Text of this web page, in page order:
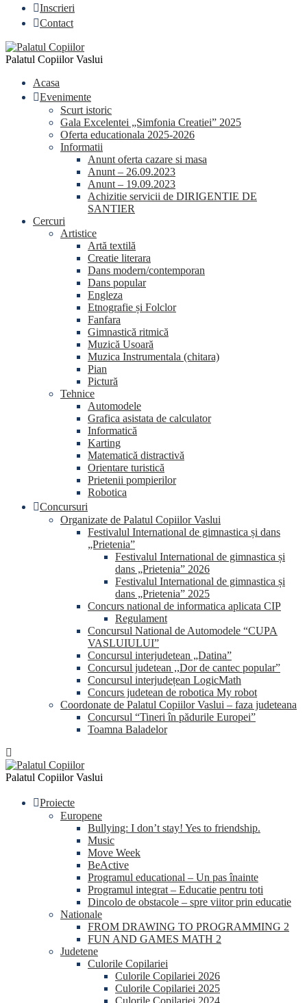
Inscrieri
Contact
Palatul Copiilor Vaslui
Acasa
Evenimente
Scurt istoric
Gala Excelentei „Simfonia Creatiei” 2025
Oferta educationala 2025-2026
Informatii
Anunt oferta cazare si masa
Anunt – 26.09.2023
Anunt – 19.09.2023
Achizitie servicii de DIRIGENTIE DE
SANTIER
Cercuri
Artistice
Artă textilă
Creatie literara
Dans modern/contemporan
Dans popular
Engleza
Etnografie și Folclor
Fanfara
Gimnastică ritmică
Muzică Usoară
Muzica Instrumentala (chitara)
Pian
Pictură
Tehnice
Automodele
Grafica asistata de calculator
Informatică
Karting
Matematică distractivă
Orientare turistică
Prietenii pompierilor
Robotica
Concursuri
Organizate de Palatul Copiilor Vaslui
Festivalul International de gimnastica și dans
„Prietenia”
Festivalul International de gimnastica și
dans „Prietenia” 2026
Festivalul International de gimnastica și
dans „Prietenia” 2025
Concurs national de informatica aplicata CIP
Regulament
Concursul National de Automodele “CUPA
VASLUIULUI”
Concursul interjudetean „Datina”
Concursul judetean ,,Dor de cantec popular”
Concursul interjudețean LogicMath
Concurs judetean de robotica My robot
Coordonate de Palatul Copiilor Vaslui – faza judeteana
Concursul “Tineri în pădurile Europei”
Toamna Baladelor
Palatul Copiilor Vaslui
Proiecte
Europene
Bullying: I don’t stay! Yes to friendship.
Music
Move Week
BeActive
Programul educational – Un pas înainte
Programul integrat – Educatie pentru toti
Dincolo de obstacole – spre viitor prin educatie
Nationale
FROM DRAWING TO PROGRAMMING 2
FUN AND GAMES MATH 2
Judetene
Culorile Copilariei
Culorile Copilariei 2026
Culorile Copilariei 2025
Culorile Copilariei 2024